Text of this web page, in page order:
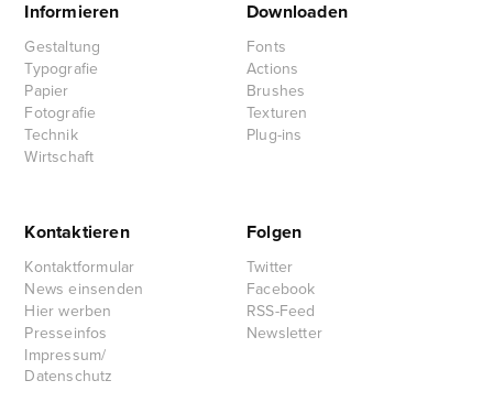
Informieren
Gestaltung
Typografie
Papier
Fotografie
Technik
Wirtschaft
Downloaden
Fonts
Actions
Brushes
Texturen
Plug-ins
Kontaktieren
Kontaktformular
News einsenden
Hier werben
Presseinfos
Impressum/
Datenschutz
Folgen
Twitter
Facebook
RSS-Feed
Newsletter